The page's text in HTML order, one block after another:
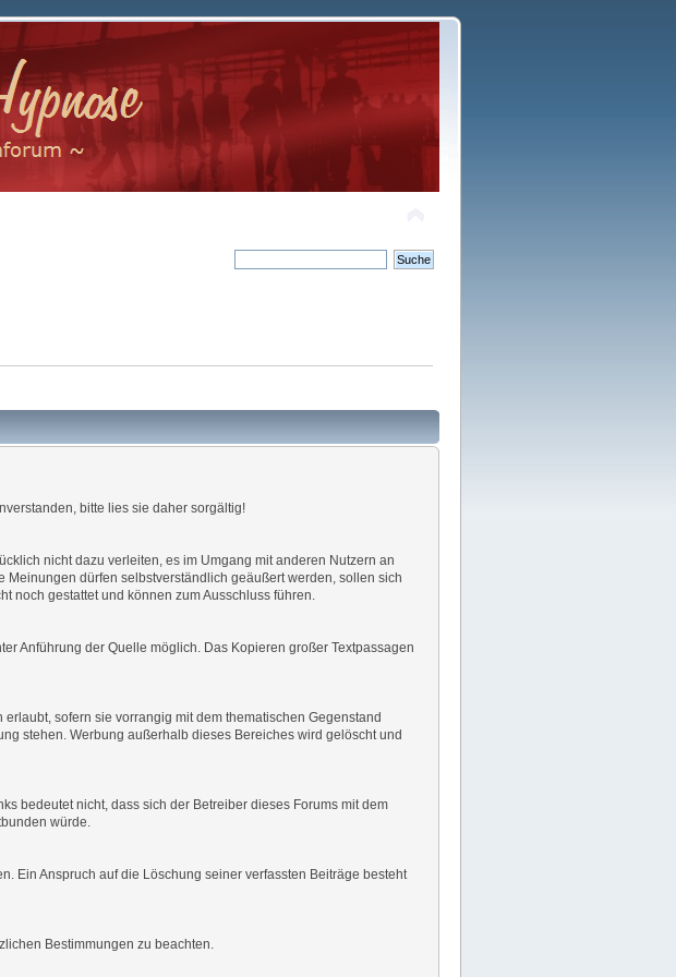
bitte lies sie daher sorgältig!
nicht dazu verleiten, es im Umgang mit anderen Nutzern an
dürfen selbstverständlich geäußert werden, sollen sich
noch gestattet und können zum Ausschluss führen.
Anführung der Quelle möglich. Das Kopieren großer Textpassagen
sofern sie vorrangig mit dem thematischen Gegenstand
stehen. Werbung außerhalb dieses Bereiches wird gelöscht und
bedeutet nicht, dass sich der Betreiber dieses Forums mit dem
würde.
Ein Anspruch auf die Löschung seiner verfassten Beiträge besteht
Bestimmungen zu beachten.